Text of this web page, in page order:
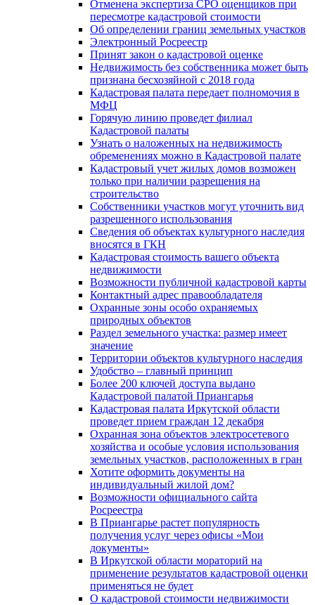
Отменена экспертиза СРО оценщиков при
пересмотре кадастровой стоимости
Об определении границ земельных участков
Электронный Росреестр
Принят закон о кадастровой оценке
Недвижимость без собственника может быть
признана бесхозяйной с 2018 года
Кадастровая палата передает полномочия в
МФЦ
Горячую линию проведет филиал
Кадастровой палаты
Узнать о наложенных на недвижимость
обременениях можно в Кадастровой палате
Кадастровый учет жилых домов возможен
только при наличии разрешения на
строительство
Собственники участков могут уточнить вид
разрешенного использования
Сведения об объектах культурного наследия
вносятся в ГКН
Кадастровая стоимость вашего объекта
недвижимости
Возможности публичной кадастровой карты
Контактный адрес правообладателя
Охранные зоны особо охраняемых
природных объектов
Раздел земельного участка: размер имеет
значение
Территории объектов культурного наследия
Удобство – главный принцип
Более 200 ключей доступа выдано
Кадастровой палатой Приангарья
Кадастровая палата Иркутской области
проведет прием граждан 12 декабря
Охранная зона объектов электросетевого
хозяйства и особые условия использования
земельных участков, расположенных в гран
Хотите оформить документы на
индивидуальный жилой дом?
Возможности официального сайта
Росреестра
В Приангарье растет популярность
получения услуг через офисы «Мои
документы»
В Иркутской области мораторий на
применение результатов кадастровой оценки
применяться не будет
О кадастровой стоимости недвижимости